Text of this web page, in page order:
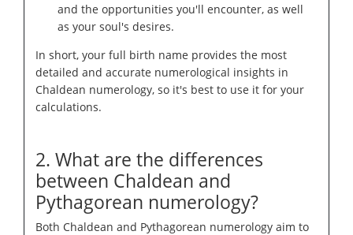
and the opportunities you'll encounter, as well
as your soul's desires.
In short, your full birth name provides the most
detailed and accurate numerological insights in
Chaldean numerology, so it's best to use it for your
calculations.
2. What are the differences
between Chaldean and
Pythagorean numerology?
Both Chaldean and Pythagorean numerology aim to